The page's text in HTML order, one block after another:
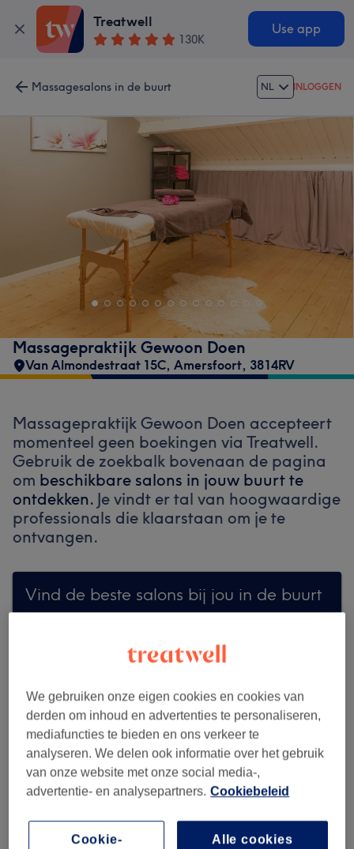
Treatwell
130K
Use app
Massagesalons in de buurt NL INLOGGEN
Massagepraktijk Gewoon Doen
Van Almondestraat 15C, Amersfoort, 3814RV
Massagepraktijk Gewoon Doen accepteert
momenteel geen boekingen via Treatwell.
Gebruik de zoekbalk bovenaan de pagina
om beschikbare salons in jouw buurt te
ontdekken. Je vindt er tal van hoogwaardige
professionals die klaarstaan om je te
ontvangen.
Vind de beste salons bij jou in de buurt
We gebruiken onze eigen cookies en cookies van
derden om inhoud en advertenties te personaliseren,
mediafuncties te bieden en ons verkeer te
analyseren. We delen ook informatie over het gebruik
van onze website met onze social media-,
advertentie- en analysepartners. Cookiebeleid
Alle cookies
Cookie-